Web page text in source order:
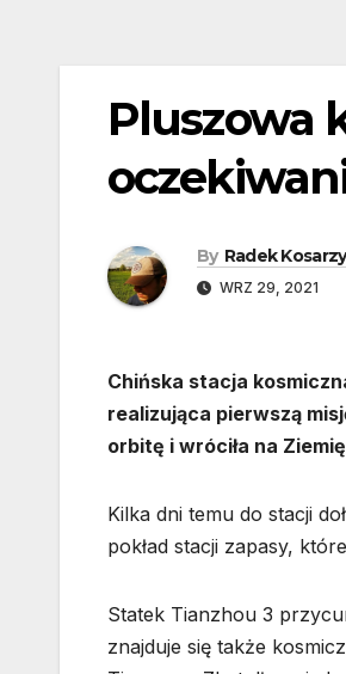
Pluszowa
By Radek
WRZ 29, 2021
Chińska stacja
realizująca pierwszą
orbitę i wróciła na
Kilka dni temu do stacji
pokład stacji zapasy,
Statek Tianzhou 3
znajduje się także